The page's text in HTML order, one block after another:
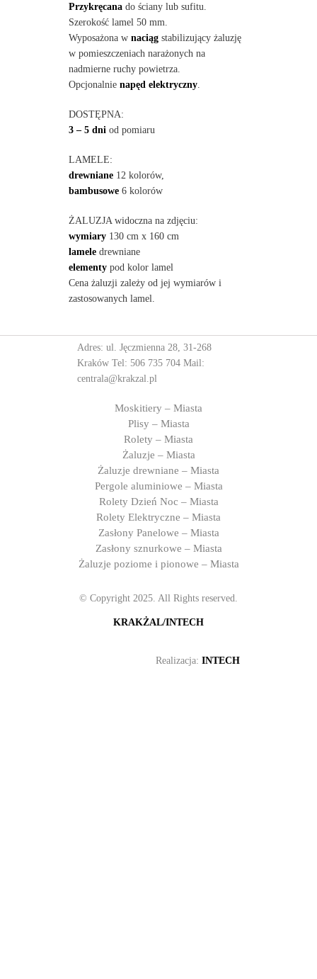
Przykręcanado ściany lub sufitu.
Szerokość lamel 50 mm.
Wyposażona w naciągstabilizujący żaluzję
w pomieszczeniach narażonych na
nadmierne ruchy powietrza.
Opcjonalnie napęd elektryczny.
DOSTĘPNA:
3 – 5 dni od pomiaru
LAMELE:
drewniane12 kolorów,
bambusowe6 kolorów
ŻALUZJA widoczna na zdjęciu:
wymiary130 cm x 160 cm
lameledrewniane
elementypod kolor lamel
Cena żaluzji zależy od jej wymiarów i
zastosowanych lamel.
Adres: ul. Jęczmienna 28, 31-268
Kraków Tel: 506 735 704 Mail:
centrala@krakzal.pl
Moskitiery – Miasta
Plisy – Miasta
Rolety – Miasta
Żaluzje – Miasta
Żaluzje drewniane – Miasta
Pergole aluminiowe – Miasta
Rolety Dzień Noc – Miasta
Rolety Elektryczne – Miasta
Zasłony Panelowe – Miasta
Zasłony sznurkowe – Miasta
Żaluzje poziome i pionowe – Miasta
© Copyright 2025. All Rights reserved.
KRAKŻAL/INTECH
Realizacja: INTECH